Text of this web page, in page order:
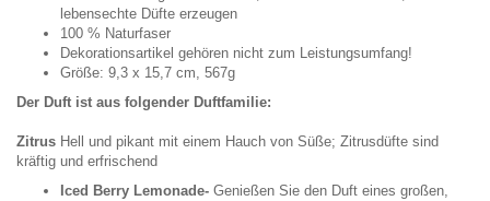
lebensechte Düfte erzeugen
100 % Naturfaser
Dekorationsartikel gehören nicht zum Leistungsumfang!
Größe: 9,3 x 15,7 cm, 567g
Der Duft ist aus folgender Duftfamilie:
Zitrus Hell und pikant mit einem Hauch von Süße; Zitrusdüfte sind
kräftig und erfrischend
Iced Berry Lemonade- Genießen Sie den Duft eines großen,